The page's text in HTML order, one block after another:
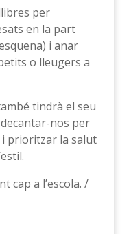
per
en la part
i anar
o lleugers a
tindrà el seu
nos per
prioritzar la salut
cap a l’escola. /